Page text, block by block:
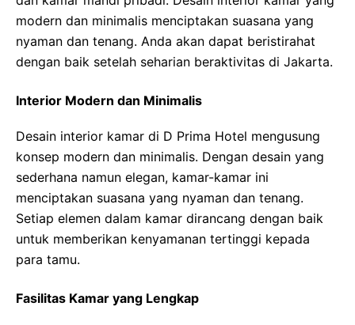
modern dan minimalis menciptakan suasana yang
nyaman dan tenang. Anda akan dapat beristirahat
dengan baik setelah seharian beraktivitas di Jakarta.
Interior Modern dan Minimalis
Desain interior kamar di D Prima Hotel mengusung
konsep modern dan minimalis. Dengan desain yang
sederhana namun elegan, kamar-kamar ini
menciptakan suasana yang nyaman dan tenang.
Setiap elemen dalam kamar dirancang dengan baik
untuk memberikan kenyamanan tertinggi kepada
para tamu.
Fasilitas Kamar yang Lengkap